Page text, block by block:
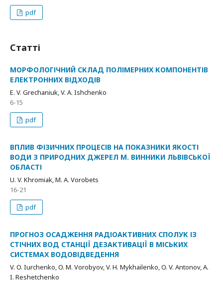
pdf
Статті
МОРФОЛОГІЧНИЙ СКЛАД ПОЛІМЕРНИХ КОМПОНЕНТІВ
ЕЛЕКТРОННИХ ВІДХОДІВ
E. V. Grechaniuk, V. A. Ishchenko
6-15
pdf
ВПЛИВ ФІЗИЧНИХ ПРОЦЕСІВ НА ПОКАЗНИКИ ЯКОСТІ
ВОДИ З ПРИРОДНИХ ДЖЕРЕЛ М. ВИННИКИ ЛЬВІВСЬКОЇ
ОБЛАСТІ
U. V. Khromiak, M. A. Vorobets
16-21
pdf
ПРОГНОЗ ОСАДЖЕННЯ РАДІОАКТИВНИХ СПОЛУК ІЗ
СТІЧНИХ ВОД СТАНЦІЇ ДЕЗАКТИВАЦІЇ В МІСЬКИХ
СИСТЕМАХ ВОДОВІДВЕДЕННЯ
V. O. Iurchenko, O. M. Vorobyov, V. H. Mykhailenko, O. V. Antonov, A.
I. Reshetchenko